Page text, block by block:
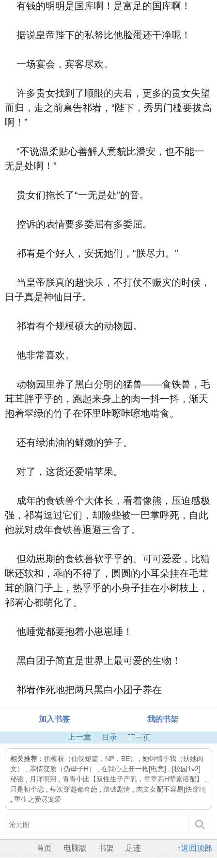
有钱的明明是国库啊！是富足的国库啊！
据说皇帝陛下的私帑比他脸蛋还干净呢！
一场宴会，宾客尽欢。
许多贵女找到了顺眼的夫君，更多的贵女失望
而归，走之前禀告祁峟，“陛下，秀男门槛要拔高
啊！”
“不说温柔贴心善解人意貌比潘安，也不能一
无是处啊！”
贵女们拖长了“一无是处”的音。
控诉的表情要多委屈有多委屈。
祁峟是个好人，安抚她们，“朕尽力。”
当皇帝朕真的超快乐，不打仗不赈灾的时候，
日子真是神仙日子。
祁峟有个规模硕大的动物园。
他非常喜欢。
动物园里养了黑白分明的猛兽——食铁兽，毛
茸茸胖乎乎的，跑起来身上的肉一抖一抖，渐天
抱着翠绿的竹子在怀里咔嚓咔嚓地啃食。
还有绿油油的鲜嫩的笋子。
对了，这货还爱啃苹果。
成年的食铁兽个大体长，看着像熊，压迫感极
强，祁峟逗过它们，却险些被一巴掌呼死，自此
他就对成年食铁兽退避三舍了。
但幼崽期的食铁兽软乎乎的、可可爱爱，比猫
咪还软和，乖的不得了，圆圆的小耳朵挂在毛茸
茸的脑门子上，热乎乎的小身子挂在小树枝上，
祁峟心都萌化了。
他睡觉都要抱着小崽崽睡！
黑白团子简直是世界上最可爱的生物！
祁峟作死地把两只黑白小团子养在
加入书签 我的书架
上一章 目录 下一页
相关推荐： 折柳枝（仙侠短篇，NP，BE）
她钟情于我（扶她肉
文）
亲情变质（伪母子H） 在我心上开一枪[电竞]
[校园1v2]
秘密
月洋明河 青青小比【双性生子产乳，章章高H荤素搭配】
只是初个恋
每次穿越都奇葩 踏破剧情
肉文女配不容易[快穿H]
重生之受尽宠爱
↑返回顶部
首页 电脑版 书架 足迹